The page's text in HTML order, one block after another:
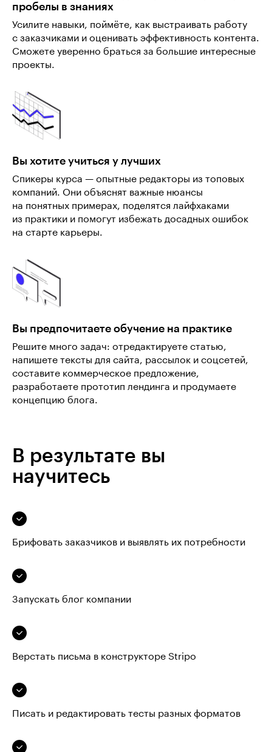
пробелы в знаниях
Усилите навыки, поймёте, как выстраивать работу
с заказчиками и оценивать эффективность контента.
Сможете уверенно браться за большие интересные
проекты.
Вы хотите учиться у лучших
Спикеры курса — опытные редакторы из топовых
компаний. Они объяснят важные нюансы
на понятных примерах, поделятся лайфхаками
из практики и помогут избежать досадных ошибок
на старте карьеры.
Вы предпочитаете обучение на практике
Решите много задач: отредактируете статью,
напишете тексты для сайта, рассылок и соцсетей,
составите коммерческое предложение,
разработаете прототип лендинга и продумаете
концепцию блога.
В результате вы
научитесь
Брифовать заказчиков и выявлять их потребности
Запускать блог компании
Верстать письма в конструкторе Stripo
Писать и редактировать тесты разных форматов